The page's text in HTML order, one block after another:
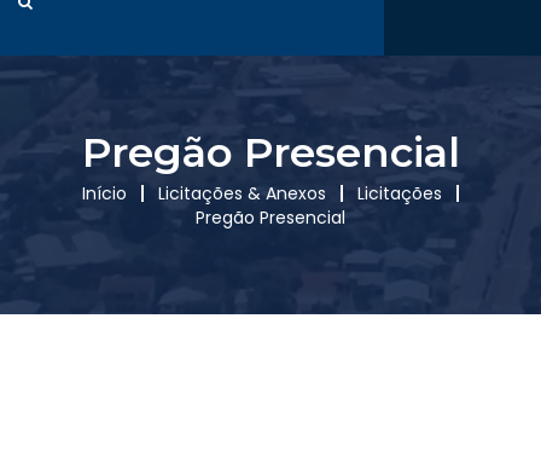
Pregão Presencial
Início Licitações & Anexos
Licitações
Pregão Presencial